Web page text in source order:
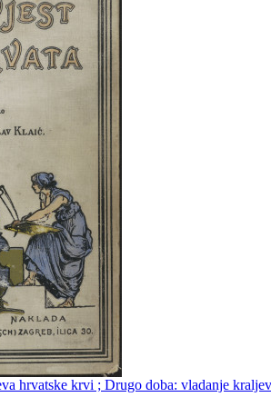
hrvatske krvi ; Drugo doba: vladanje